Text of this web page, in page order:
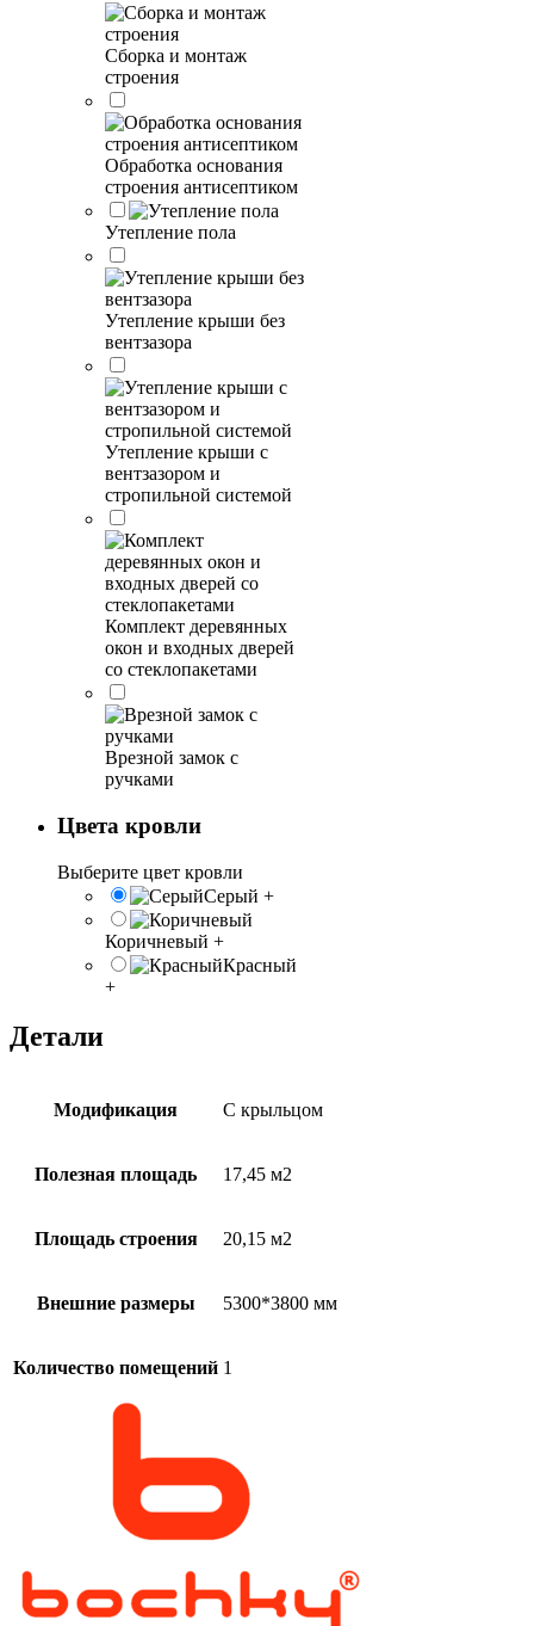
Сборка и монтаж
строения
Обработка основания
строения антисептиком
Утепление пола
Утепление крыши без
вентзазора
Утепление крыши с
вентзазором и
стропильной системой
Комплект деревянных
окон и входных дверей
со стеклопакетами
Врезной замок с
ручками
Цвета кровли
Выберите цвет кровли
Серый +
Коричневый +
Красный
+
Детали
Модификация С крыльцом
Полезная площадь 17,45 м2
Площадь строения 20,15 м2
Внешние размеры 5300*3800 мм
Количество помещений 1